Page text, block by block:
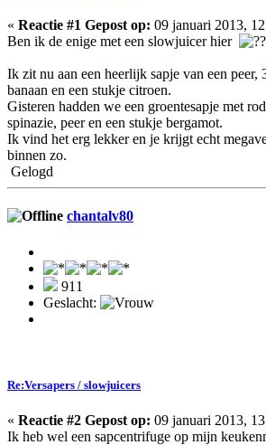
« Reactie #1 Gepost op: 09 januari 2013,
Ben ik de enige met een slowjuicer hier
Ik zit nu aan een heerlijk sapje van een peer,
banaan en een stukje citroen.
Gisteren hadden we een groentesapje met
spinazie, peer en een stukje bergamot.
Ik vind het erg lekker en je krijgt echt
binnen zo.
Gelogd
chantalv80
911
Geslacht:
Re:Versapers / slowjuicers
« Reactie #2 Gepost op: 09 januari 2013,
Ik heb wel een sapcentrifuge op mijn